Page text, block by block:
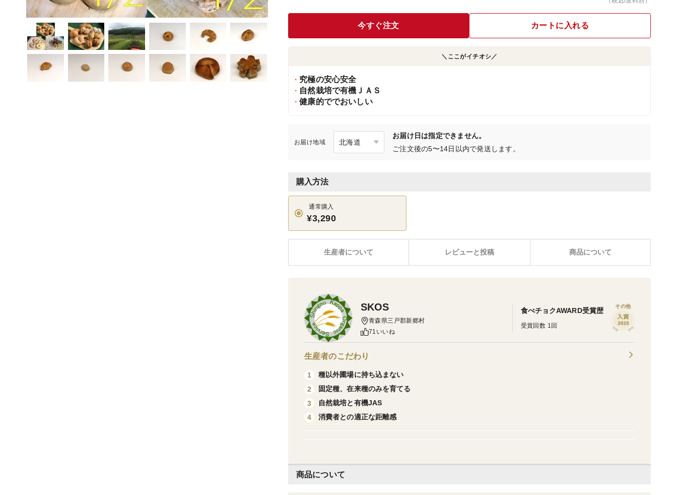
今すぐ注文 カートに入れる
＼ここがイチオシ／
究極の安心安全
自然栽培で有機ＪＡＳ
健康的ででおいしい
お届け地域
お届け日は指定できません。
ご注文後の5〜14日以内で発送します。
購入方法
通常購入
¥3,290
レビューと投稿 商品について
生産者について
商品について
SKOS
青森県三戸郡新郷村
71いいね
食べチョクAWARD受賞歴
受賞回数 1回
その他
生産者のこだわり
1
種以外圃場に持ち込まない
2
固定種、在来種のみを育てる
3
自然栽培と有機JAS
4
消費者との適正な距離感